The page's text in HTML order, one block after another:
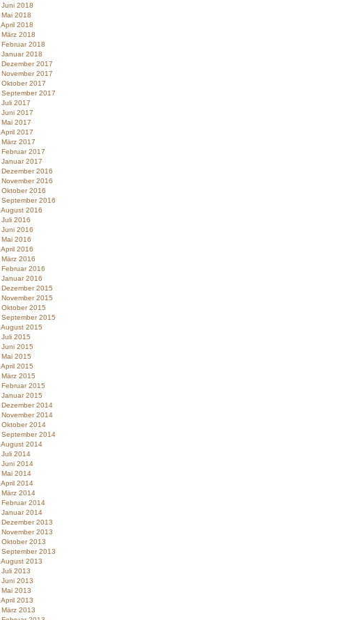
Juni 2018
Mai 2018
April 2018
März 2018
Februar 2018
Januar 2018
Dezember 2017
November 2017
Oktober 2017
September 2017
Juli 2017
Juni 2017
Mai 2017
April 2017
März 2017
Februar 2017
Januar 2017
Dezember 2016
November 2016
Oktober 2016
September 2016
August 2016
Juli 2016
Juni 2016
Mai 2016
April 2016
März 2016
Februar 2016
Januar 2016
Dezember 2015
November 2015
Oktober 2015
September 2015
August 2015
Juli 2015
Juni 2015
Mai 2015
April 2015
März 2015
Februar 2015
Januar 2015
Dezember 2014
November 2014
Oktober 2014
September 2014
August 2014
Juli 2014
Juni 2014
Mai 2014
April 2014
März 2014
Februar 2014
Januar 2014
Dezember 2013
November 2013
Oktober 2013
September 2013
August 2013
Juli 2013
Juni 2013
Mai 2013
April 2013
März 2013